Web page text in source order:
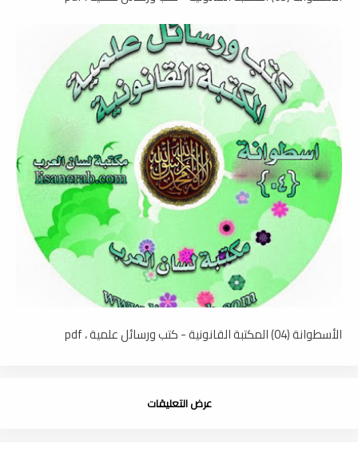
الأسطوانة (04) المكتبة القانونية - كتب ورسائل علمية ، pdf
عرض التعليقات